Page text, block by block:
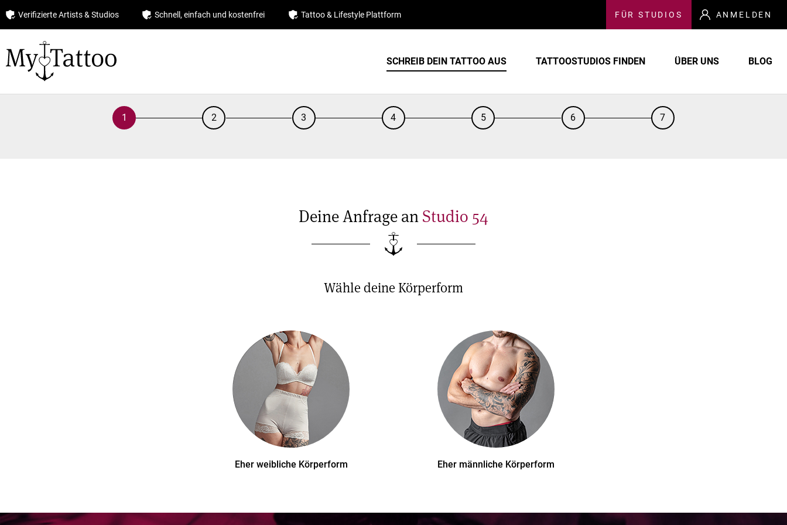
Verifizierte Artists & Studios Schnell, einfach und kostenfrei Tattoo & Lifestyle Plattform FÜR STUDIOS ANMELDEN
SCHREIB DEIN TATTOO AUS TATTOOSTUDIOS FINDEN ÜBER UNS BLOG
1 2 3 4 5 6 7
Deine Anfrage anStudio 54
Wähle deine Körperform
Eher weibliche Körperform Eher männliche Körperform